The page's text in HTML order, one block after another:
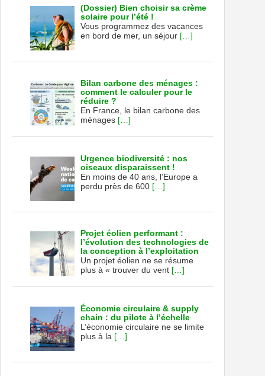
(Dossier) Bien choisir sa crème
solaire pour l’été !
Vous programmez des vacances
en bord de mer, un séjour […]
Bilan carbone des ménages :
comment le calculer pour le
réduire ?
En France, le bilan carbone des
ménages […]
Urgence biodiversité : nos
oiseaux disparaissent !
En moins de 40 ans, l’Europe a
perdu près de 600 […]
Projet éolien performant :
l’évolution des technologies de
la conception à l’exploitation
Un projet éolien ne se résume
plus à « trouver du vent […]
Économie circulaire & supply
chain : du pilote à l’échelle
L’économie circulaire ne se limite
plus à la […]